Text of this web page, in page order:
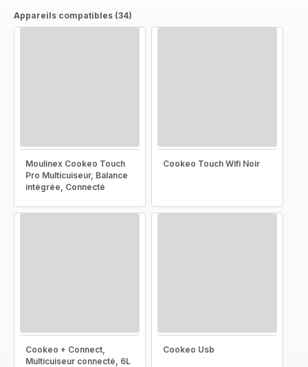
Appareils compatibles (34)
Moulinex Cookeo Touch
Pro Multicuiseur, Balance
intégrée, Connecté
Cookeo Touch Wifi Noir
Cookeo + Connect,
Multicuiseur connecté, 6L
Cookeo Usb